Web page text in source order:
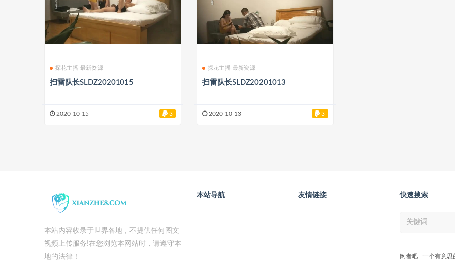
探花主播-最新资源
扫雷队长SLDZ20201015
2020-10-15 3
探花主播-最新资源
扫雷队长SLDZ20201013
2020-10-13 3
本站内容收录于世界各地，不提供任何图文
视频上传服务!在您浏览本网站时，请遵守本
地的法律！
本站导航 友情链接 快速搜索
闲者吧 | 一个有意思